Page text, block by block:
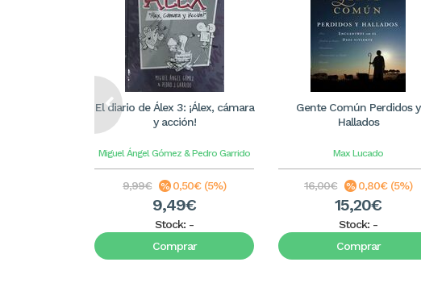
El diario de Álex 3: ¡Álex, cámara
y acción!
Miguel Ángel Gómez & Pedro Garrido
9,99€ 0,50€ (5%)
9,49€
Stock: -
Comprar
Gente Común Perdidos y
Hallados
Max Lucado
16,00€ 0,80€ (5%)
15,20€
Stock: -
Comprar